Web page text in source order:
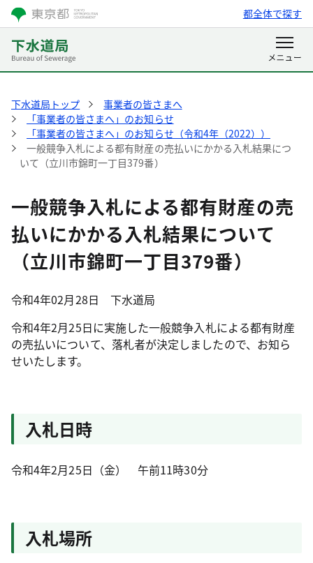
都全体で探す
下水道局トップ
事業者の皆さまへ
「事業者の皆さまへ」のお知らせ
「事業者の皆さまへ」のお知らせ（令和4年（2022））
一般競争入札による都有財産の売払いにかかる入札結果につ
いて（立川市錦町一丁目379番）
一般競争入札による都有財産の売
払いにかかる入札結果について
（立川市錦町一丁目379番）
令和4年02月28日
下水道局
令和4年2月25日に実施した一般競争入札による都有財産
の売払いについて、落札者が決定しましたので、お知ら
せいたします。
入札日時
令和4年2月25日（金） 午前11時30分
入札場所